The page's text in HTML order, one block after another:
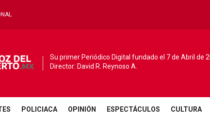
Su primer Periódico Digital fundado el 7 de Abril de
Director: David R. Reynoso A.
POLICIACA OPINIÓN ESPECTÁCULOS CULTURA